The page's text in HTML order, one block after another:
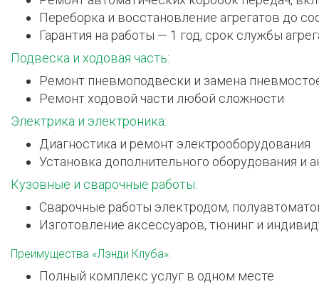
Переборка и восстановление агрегатов до
Гарантия на работы — 1 год, срок службы
Подвеска и ходовая часть:
Ремонт пневмоподвески и замена
Ремонт ходовой части любой сложности
Электрика и электроника:
Диагностика и ремонт электрооборудования
Установка дополнительного оборудования и
Кузовные и сварочные работы:
Сварочные работы электродом,
Изготовление аксессуаров, тюнинг и
Преимущества «Лэнди Клуба»:
Полный комплекс услуг в одном месте